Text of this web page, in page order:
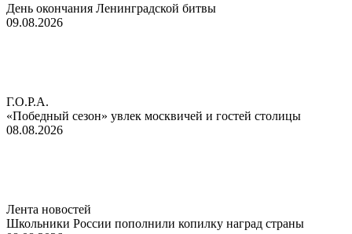
День окончания Ленинградской битвы
09.08.2026
Г.О.Р.А.
«Победный сезон» увлек москвичей и гостей столицы
08.08.2026
Лента новостей
Школьники России пополнили копилку наград страны